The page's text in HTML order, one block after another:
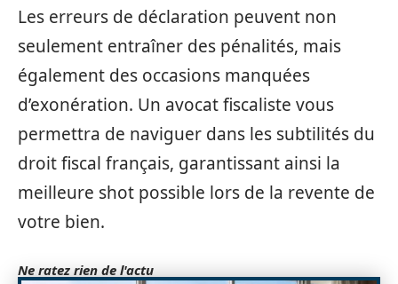
Les erreurs de déclaration peuvent non
seulement entraîner des pénalités, mais
également des occasions manquées
d’exonération. Un avocat fiscaliste vous
permettra de naviguer dans les subtilités du
droit fiscal français, garantissant ainsi la
meilleure shot possible lors de la revente de
votre bien.
Ne ratez rien de l'actu